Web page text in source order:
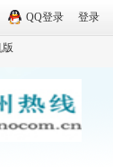
QQ登录 登录
版